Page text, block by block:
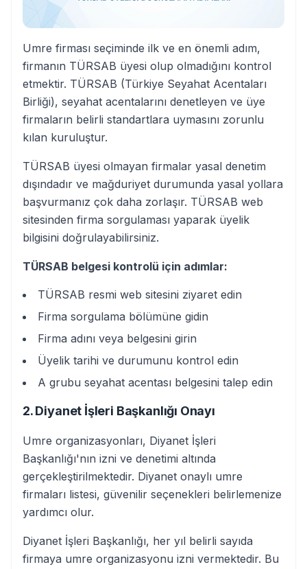
Umre firması seçiminde ilk ve en önemli adım,
firmanın TÜRSAB üyesi olup olmadığını kontrol
etmektir. TÜRSAB (Türkiye Seyahat Acentaları
Birliği), seyahat acentalarını denetleyen ve üye
firmaların belirli standartlara uymasını zorunlu
kılan kuruluştur.
TÜRSAB üyesi olmayan firmalar yasal denetim
dışındadır ve mağduriyet durumunda yasal yollara
başvurmanız çok daha zorlaşır. TÜRSAB web
sitesinden firma sorgulaması yaparak üyelik
bilgisini doğrulayabilirsiniz.
TÜRSAB belgesi kontrolü için adımlar:
TÜRSAB resmi web sitesini ziyaret edin
Firma sorgulama bölümüne gidin
Firma adını veya belgesini girin
Üyelik tarihi ve durumunu kontrol edin
A grubu seyahat acentası belgesini talep edin
2. Diyanet İşleri Başkanlığı Onayı
Umre organizasyonları, Diyanet İşleri
Başkanlığı'nın izni ve denetimi altında
gerçekleştirilmektedir. Diyanet onaylı umre
firmaları listesi, güvenilir seçenekleri belirlemenize
yardımcı olur.
Diyanet İşleri Başkanlığı, her yıl belirli sayıda
firmaya umre organizasyonu izni vermektedir. Bu